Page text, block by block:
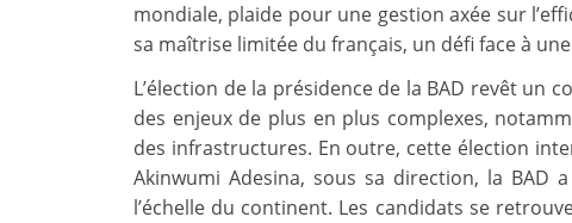
mondiale, plaide pour une gestion axée sur
sa maîtrise limitée du français, un défi face à
L’élection de la présidence de la BAD revêt un
des enjeux de plus en plus complexes,
des infrastructures. En outre, cette élection
Akinwumi Adesina, sous sa direction, la
l’échelle du continent. Les candidats se